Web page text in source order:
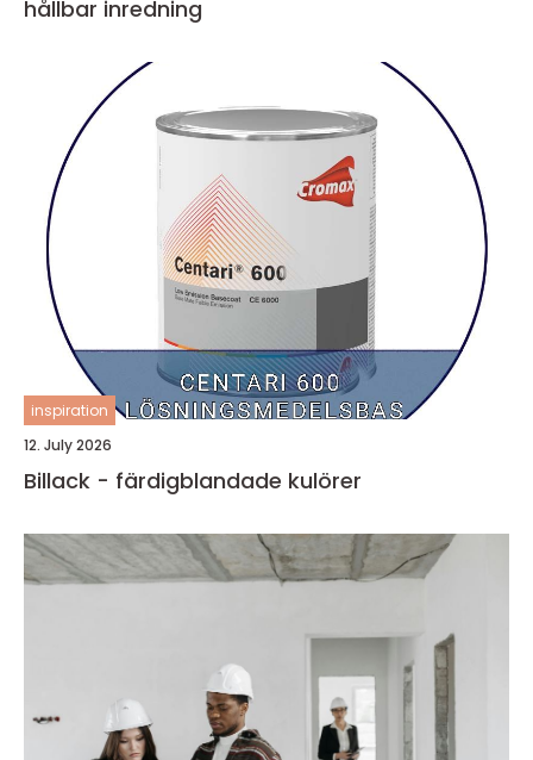
hållbar inredning
inspiration
12. July 2026
Billack - färdigblandade kulörer